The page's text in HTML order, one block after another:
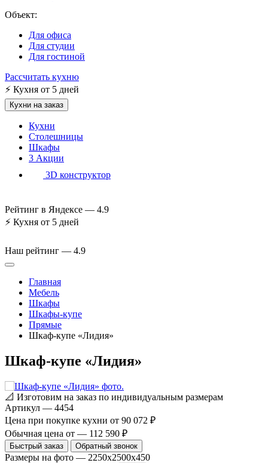
Объект:
Для офиса
Для студии
Для гостиной
Рассчитать кухню
⚡ Кухня от 5 дней
Кухни на заказ
Кухни
Столешницы
Шкафы
3 Акции
3D конструктор
Рейтинг в Яндексе — 4.9
⚡ Кухня от 5 дней
Наш рейтинг — 4.9
Главная
Мебель
Шкафы
Шкафы-купе
Прямые
Шкаф-купе «Лидия»
Шкаф-купе «Лидия»
📐 Изготовим на заказ по индивидуальным размерам
Артикул — 4454
Цена при покупке кухни от 90 072 ₽
Обычная цена от — 112 590 ₽
Быстрый заказ Обратный звонок
Размеры на фото — 2250x2500x450